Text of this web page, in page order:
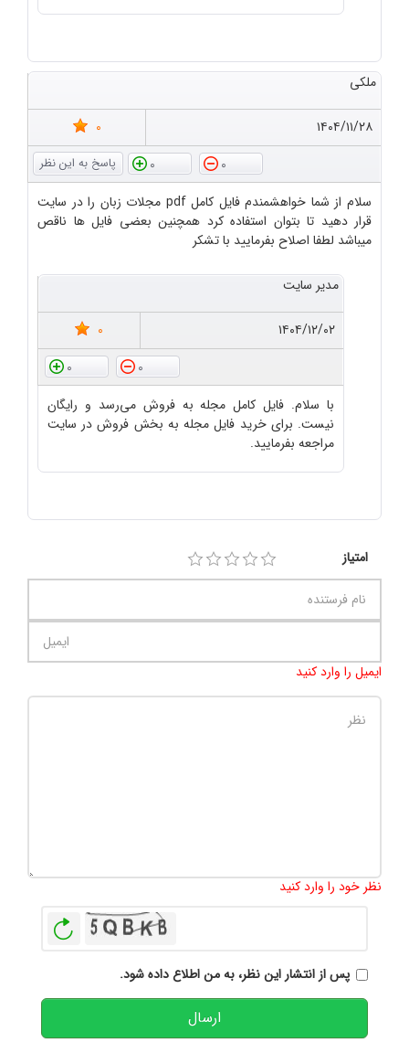
ملکی
۱۴۰۴/۱۱/۲۸
0
0
0
سلام از شما خواهشمندم فایل کامل pdf مجلات زبان را در سایت
قرار دهید تا بتوان استفاده کرد همچنین بعضی فایل ها ناقص
میباشد لطفا اصلاح بفرمایید با تشکر
مدیر سایت
۱۴۰۴/۱۲/۰۲
0
0
0
با سلام. فایل کامل مجله به فروش می‌رسد و رایگان
نیست. برای خرید فایل مجله به بخش فروش در سایت
مراجعه بفرمایید.
امتیاز
ایمیل را وارد کنید
نظر خود را وارد کنید
پس از انتشار این نظر، به من اطلاع داده شود.
ارسال